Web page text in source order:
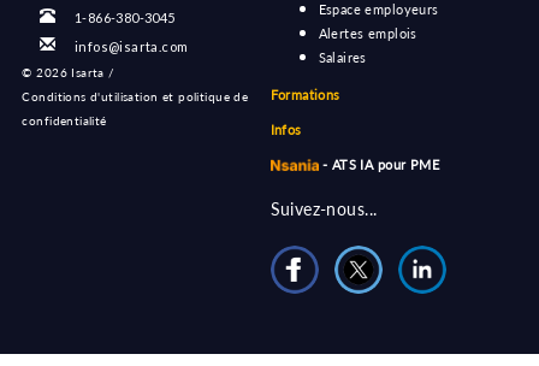
1-866-380-3045
infos@isarta.com
©2026 Isarta /
Conditions d'utilisation et politique de
confidentialité
Espace employeurs
Alertes emplois
Salaires
Formations
Infos
- ATS IA pour PME
Suivez-nous...